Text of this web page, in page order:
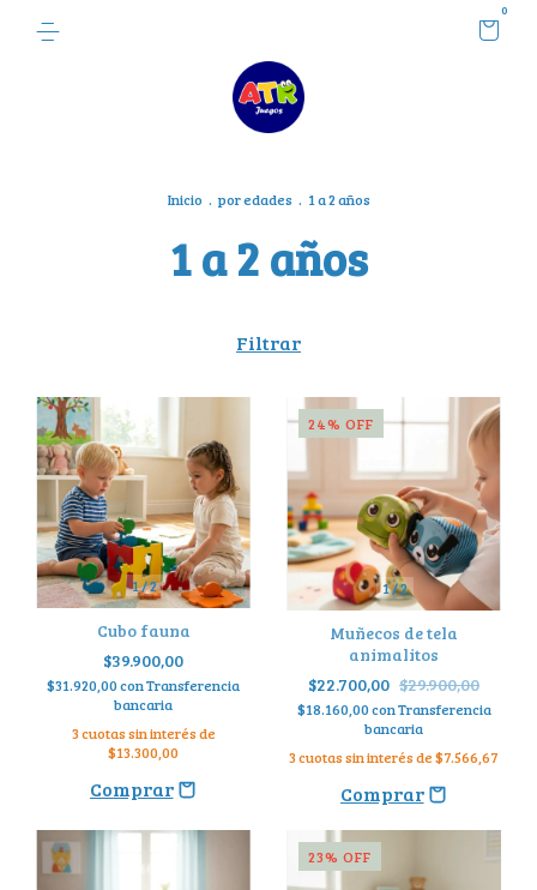
0
Inicio . por edades . 1 a 2 años
1 a 2 años
Filtrar
1/2
Cubo fauna
$39.900,00
$31.920,00conTransferencia
bancaria
3cuotas sin interés de
$13.300,00
1/2
24% OFF
Muñecos de tela
animalitos
$22.700,00 $29.900,00
$18.160,00conTransferencia
bancaria
3cuotas sin interés de$7.566,67
23% OFF